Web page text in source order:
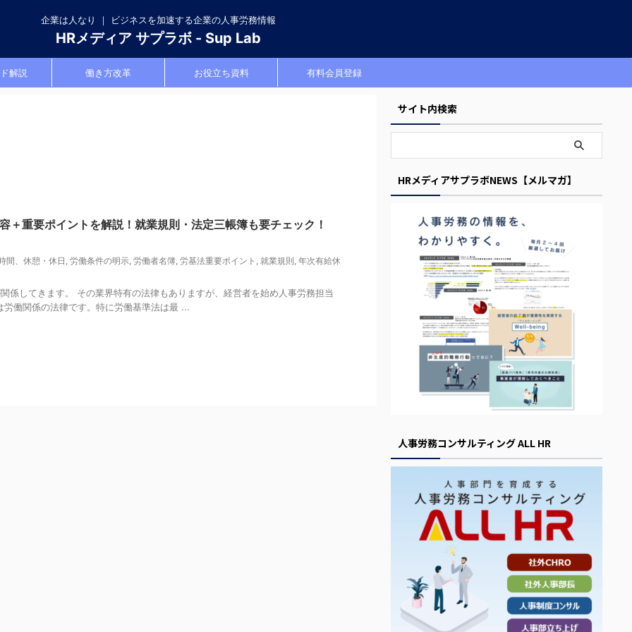
企業は人なり ｜ ビジネスを加速する企業の人事労務情報
HRメディア サプラボ - Sup Lab
解説 働き方改革 お役立ち資料 有料会員登録
＋重要ポイントを解説！就業規則・法定三帳簿も要チェック！
間、休憩・休日 , 労働条件の明示, 労働者名簿, 労基法重要ポイント , 就業規則, 年次有給休
係してきます。 その業界特有の法律もありますが、経営者を始め人事労務担当
働関係の法律です。特に労働基準法は最 ...
サイト内検索
HRメディアサプラボNEWS【メルマガ】
人事労務コンサルティング ALL HR